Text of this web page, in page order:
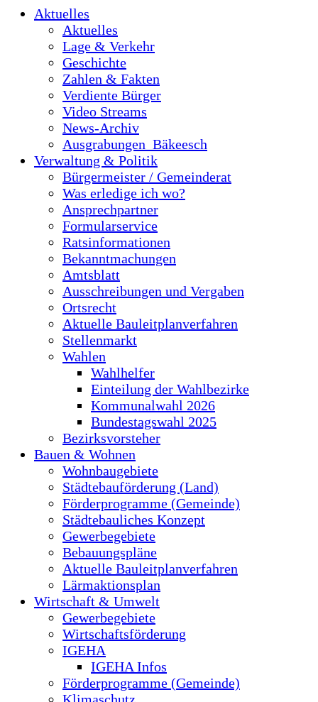
Aktuelles
Aktuelles
Lage & Verkehr
Geschichte
Zahlen & Fakten
Verdiente Bürger
Video Streams
News-Archiv
Ausgrabungen_Bäkeesch
Verwaltung & Politik
Bürgermeister / Gemeinderat
Was erledige ich wo?
Ansprechpartner
Formularservice
Ratsinformationen
Bekanntmachungen
Amtsblatt
Ausschreibungen und Vergaben
Ortsrecht
Aktuelle Bauleitplanverfahren
Stellenmarkt
Wahlen
Wahlhelfer
Einteilung der Wahlbezirke
Kommunalwahl 2026
Bundestagswahl 2025
Bezirksvorsteher
Bauen & Wohnen
Wohnbaugebiete
Städtebauförderung (Land)
Förderprogramme (Gemeinde)
Städtebauliches Konzept
Gewerbegebiete
Bebauungspläne
Aktuelle Bauleitplanverfahren
Lärmaktionsplan
Wirtschaft & Umwelt
Gewerbegebiete
Wirtschaftsförderung
IGEHA
IGEHA Infos
Förderprogramme (Gemeinde)